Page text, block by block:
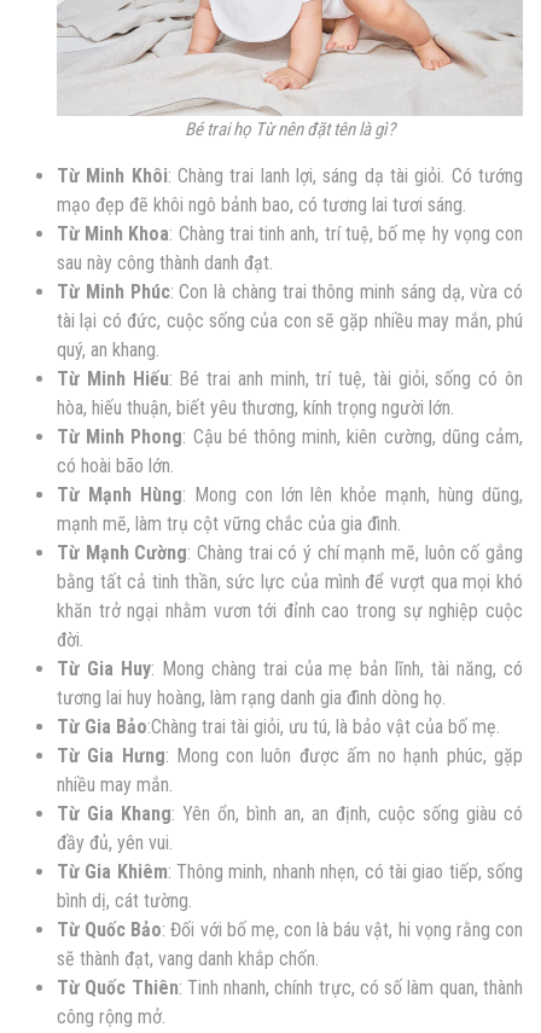
Bé trai họ Từ nên đặt tên là gì?
Từ Minh Khôi: Chàng trai lanh lợi, sáng dạ tài giỏi. Có tướng
mạo đẹp đẽ khôi ngô bảnh bao, có tương lai tươi sáng.
Từ Minh Khoa: Chàng trai tinh anh, trí tuệ, bố mẹ hy vọng con
sau này công thành danh đạt.
Từ Minh Phúc:Con là chàng trai thông minh sáng dạ, vừa có
tài lại có đức, cuộc sống của con sẽ gặp nhiều may mắn, phú
quý, an khang.
Từ Minh Hiếu: Bé trai anh minh, trí tuệ, tài giỏi, sống có ôn
hòa, hiếu thuận, biết yêu thương, kính trọng người lớn.
Từ Minh Phong: Cậu bé thông minh, kiên cường, dũng cảm,
có hoài bão lớn.
Từ Mạnh Hùng: Mong con lớn lên khỏe mạnh, hùng dũng,
mạnh mẽ, làm trụ cột vững chắc của gia đình.
Từ Mạnh Cường: Chàng trai có ý chí mạnh mẽ, luôn cố gắng
bằng tất cả tinh thần, sức lực của mình để vượt qua mọi khó
khăn trở ngại nhằm vươn tới đỉnh cao trong sự nghiệp cuộc
đời.
Từ Gia Huy: Mong chàng trai của mẹ bản lĩnh, tài năng, có
tương lai huy hoàng, làm rạng danh gia đình dòng họ.
Từ Gia Bảo:Chàng trai tài giỏi, ưu tú, là bảo vật của bố mẹ.
Từ Gia Hưng: Mong con luôn được ấm no hạnh phúc, gặp
nhiều may mắn.
Từ Gia Khang: Yên ổn, bình an, an định, cuộc sống giàu có
đầy đủ, yên vui.
Từ Gia Khiêm: Thông minh, nhanh nhẹn, có tài giao tiếp, sống
bình dị, cát tường.
Từ Quốc Bảo: Đối với bố mẹ, con là báu vật, hi vọng rằng con
sẽ thành đạt, vang danh khắp chốn.
Từ Quốc Thiên: Tinh nhanh, chính trực, có số làm quan, thành
công rộng mở.